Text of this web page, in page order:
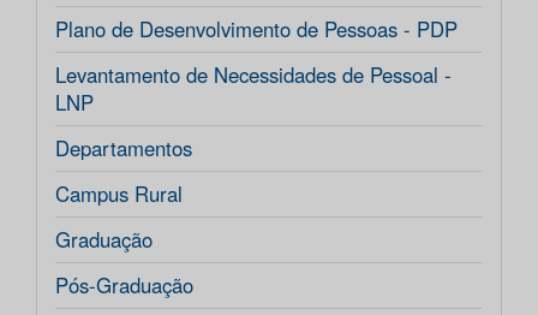
Plano de Desenvolvimento de Pessoas - PDP
Levantamento de Necessidades de Pessoal -
LNP
Departamentos
Campus Rural
Graduação
Pós-Graduação